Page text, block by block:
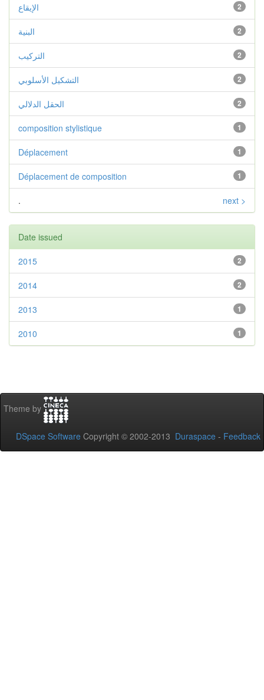
2 الإيقاع
2 البنية
2 التركيب
2 التشكيل الأسلوبي
2 الحقل الدلالي
1
composition stylistique
1
Déplacement
1
Déplacement de composition
. next >
Date issued
2
2015
2
2014
1
2013
1
2010
Theme by
DSpace Software Copyright © 2002-2013 Duraspace - Feedback